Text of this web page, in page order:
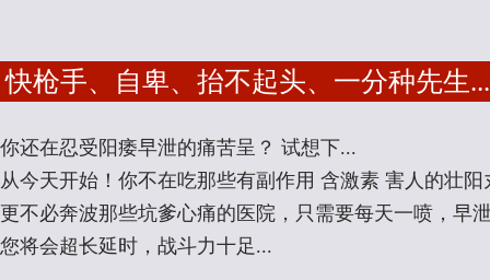
快枪手、自卑、抬不起头、一分种先生...
你还在忍受阳痿早泄的痛苦呈？ 试想下...
从今天开始！你不在吃那些有副作用 含激素 害人的壮阳
更不必奔波那些坑爹心痛的医院，只需要每天一喷，早
您将会超长延时，战斗力十足...